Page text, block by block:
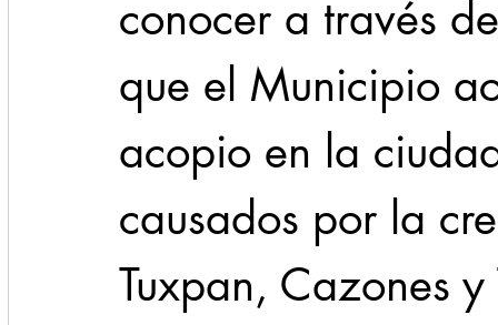
conocer a través
que el Municipio
acopio en la
causados por la
Tuxpan, Cazones